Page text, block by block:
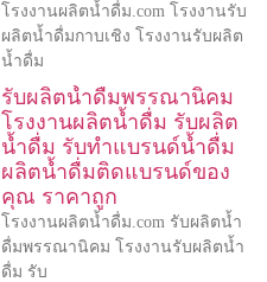
โรงงานผลิตน้ำดื่ม.com โรงงานรับ
ผลิตน้ำดื่มกาบเชิง โรงงานรับผลิต
น้ำดื่ม
รับผลิตน้ำดื่มพรรณานิคม
โรงงานผลิตน้ำดื่ม รับผลิต
น้ำดื่ม รับทำแบรนด์น้ำดื่ม
ผลิตน้ำดื่มติดแบรนด์ของ
คุณ ราคาถูก
โรงงานผลิตน้ำดื่ม.com รับผลิตน้ำ
ดื่มพรรณานิคม โรงงานรับผลิตน้ำ
ดื่ม รับ